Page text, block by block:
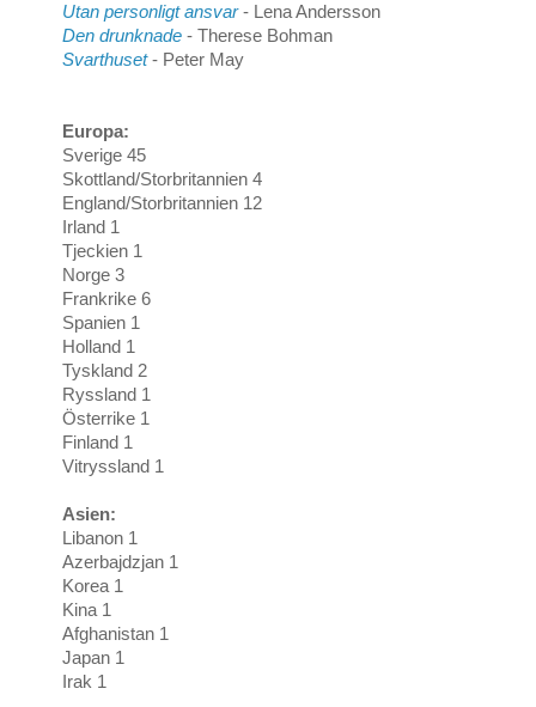
Utan personligt ansvar- Lena Andersson
Den drunknade - Therese Bohman
Svarthuset- Peter May
Europa:
Sverige 45
Skottland/Storbritannien 4
England/Storbritannien 12
Irland 1
Tjeckien 1
Norge 3
Frankrike 6
Spanien 1
Holland 1
Tyskland 2
Ryssland 1
Österrike 1
Finland 1
Vitryssland 1
Asien:
Libanon 1
Azerbajdzjan 1
Korea 1
Kina 1
Afghanistan 1
Japan 1
Irak 1